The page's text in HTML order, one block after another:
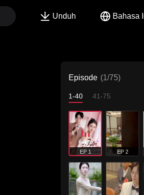
Unduh Bahasa
Episode (1/75)
1-40 41-75
EP 1 EP 2